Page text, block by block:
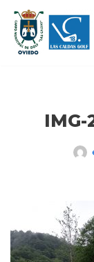
Saltar
al